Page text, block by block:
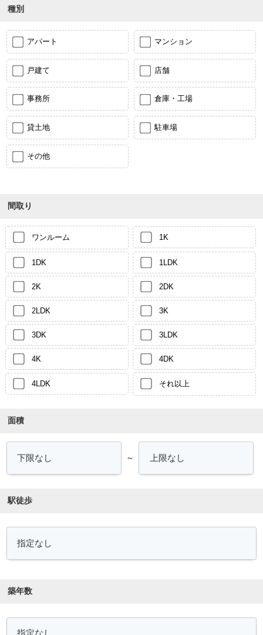
種別
アパート マンション
戸建て 店舗
事務所 倉庫・工場
貸土地 駐車場
その他
間取り
ワンルーム 1K
1DK 1LDK
2K 2DK
2LDK 3K
3DK 3LDK
4K 4DK
4LDK それ以上
面積
～
駅徒歩
築年数